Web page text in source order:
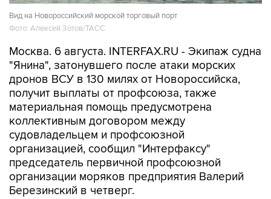
Вид на Новороссийский морской торговый порт
Фото: Алексей Зотов/ТАСС
Москва. 6 августа. INTERFAX.RU - Экипаж судна
"Янина", затонувшего после атаки морских
дронов ВСУ в 130 милях от Новороссийска,
получит выплаты от профсоюза, также
материальная помощь предусмотрена
коллективным договором между
судовладельцем и профсоюзной
организацией, сообщил "Интерфаксу"
председатель первичной профсоюзной
организации моряков предприятия Валерий
Березинский в четверг.